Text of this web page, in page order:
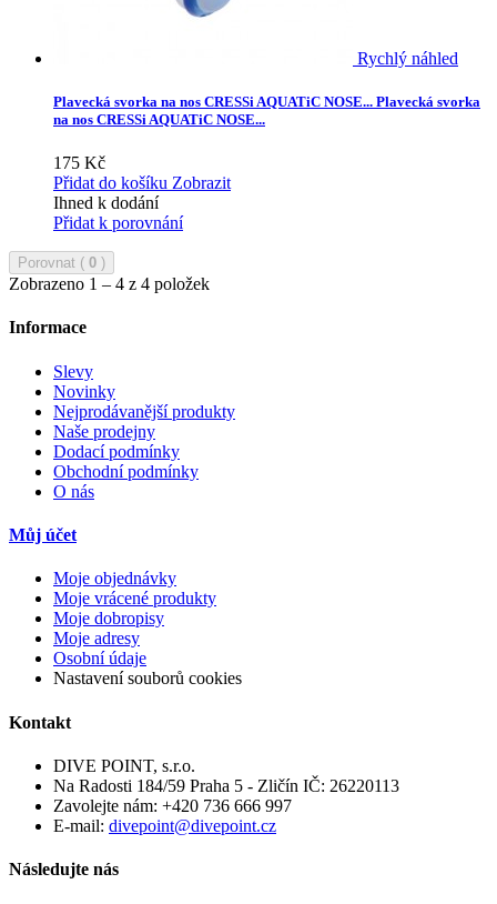
Rychlý náhled
Plavecká svorka na nos CRESSi AQUATiC NOSE... Plavecká svorka
na nos CRESSi AQUATiC NOSE...
175 Kč
Přidat do košíku Zobrazit
Ihned k dodání
Přidat k porovnání
Porovnat ( 0 )
Zobrazeno 1 – 4 z 4 položek
Informace
Slevy
Novinky
Nejprodávanější produkty
Naše prodejny
Dodací podmínky
Obchodní podmínky
O nás
Můj účet
Moje objednávky
Moje vrácené produkty
Moje dobropisy
Moje adresy
Osobní údaje
Nastavení souborů cookies
Kontakt
DIVE POINT, s.r.o.
Na Radosti 184/59 Praha 5 - Zličín IČ: 26220113
Zavolejte nám: +420 736 666 997
E-mail: divepoint@divepoint.cz
Následujte nás